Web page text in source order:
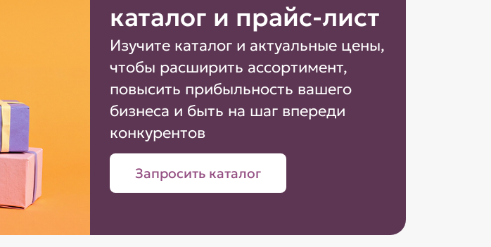
каталог и прайс-лист
Изучите каталог и актуальные цены,
чтобы расширить ассортимент,
повысить прибыльность вашего
бизнеса и быть на шаг впереди
конкурентов
Запросить каталог